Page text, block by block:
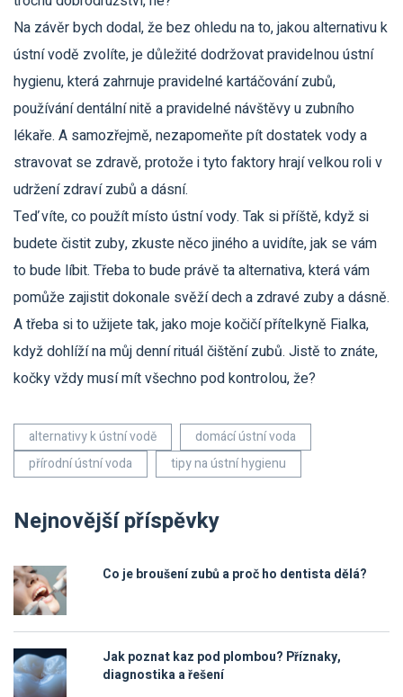
Na závěr bych dodal, že bez ohledu na to, jakou alternativu k
ústní vodě zvolíte, je důležité dodržovat pravidelnou ústní
hygienu, která zahrnuje pravidelné kartáčování zubů,
používání dentální nitě a pravidelné návštěvy u zubního
lékaře. A samozřejmě, nezapomeňte pít dostatek vody a
stravovat se zdravě, protože i tyto faktory hrají velkou roli v
udržení zdraví zubů a dásní.
Teď víte, co použít místo ústní vody. Tak si příště, když si
budete čistit zuby, zkuste něco jiného a uvidíte, jak se vám
to bude líbit. Třeba to bude právě ta alternativa, která vám
pomůže zajistit dokonale svěží dech a zdravé zuby a dásně.
A třeba si to užijete tak, jako moje kočičí přítelkyně Fialka,
když dohlíží na můj denní rituál čištění zubů. Jistě to znáte,
kočky vždy musí mít všechno pod kontrolou, že?
alternativy k ústní vodě
domácí ústní voda
přírodní ústní voda
tipy na ústní hygienu
Nejnovější příspěvky
Co je broušení zubů a proč ho dentista dělá?
Jak poznat kaz pod plombou? Příznaky,
diagnostika a řešení